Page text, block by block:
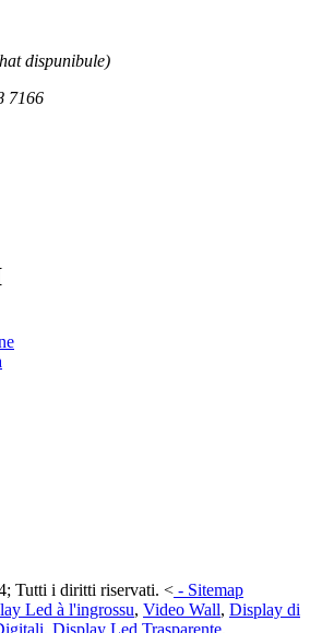
dispunibule)
7166
Tutti i diritti riservati. < - Sitemap
Led à l'ingrossu, Video Wall, Display di